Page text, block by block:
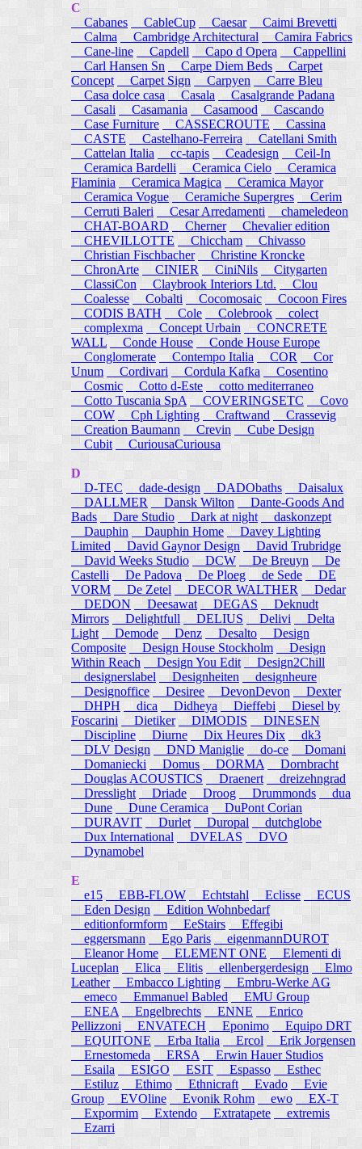
C
Cabanes
CableCup Caesar
Caimi Brevetti
Calma
Cambridge Architectural
Camira Fabrics
Cane-line
Capdell Capo d Opera
Cappellini
Carl Hansen Sn
Carpe Diem Beds
Carpet
Concept
Carpet Sign Carpyen
Carre Bleu
Casa dolce casa
Casala
Casalgrande Padana
Casali
Casamania Casamood
Cascando
Case Furniture
CASSECROUTE
Cassina
CASTE
Castelhano-Ferreira
Catellani Smith
Cattelan Italia
cc-tapis Ceadesign
Ceil-In
Ceramica Bardelli
Ceramica Cielo
Ceramica
Flaminia
Ceramica Magica
Ceramica Mayor
Ceramica Vogue
Ceramiche Supergres Cerim
Cerruti Baleri
Cesar Arredamenti
chameledeon
CHAT-BOARD
Cherner
Chevalier edition
CHEVILLOTTE
Chiccham
Chivasso
Christian Fischbacher
Christine Kroncke
ChronArte
CINIER CiniNils
Citygarten
ClassiCon
Claybrook Interiors Ltd.
Clou
Coalesse
Cobalti Cocomosaic
Cocoon Fires
CODIS BATH
Cole Colebrook
colect
complexma
Concept Urbain
CONCRETE
WALL
Conde House
Conde House Europe
Conglomerate
Contempo Italia COR
Cor
Unum
Cordivari Cordula Kafka
Cosentino
Cosmic
Cotto d-Este
cotto mediterraneo
Cotto Tuscania SpA
COVERINGSETC
Covo
COW
Cph Lighting Craftwand
Crassevig
Creation Baumann
Crevin
Cube Design
Cubit
CuriousaCuriousa
D
D-TEC
dade-design DADObaths
Daisalux
DALLMER
Dansk Wilton
Dante-Goods And
Bads
Dare Studio Dark at night
daskonzept
Dauphin
Dauphin Home
Davey Lighting
Limited
David Gaynor Design
David Trubridge
David Weeks Studio
DCW De Breuyn
De
Castelli
De Padova De Ploeg de Sede
DE
VORM
De Zetel DECOR WALTHER
Dedar
DEDON
Deesawat DEGAS
Deknudt
Mirrors
Delightfull DELIUS Delivi
Delta
Light
Demode Denz Desalto
Design
Composite
Design House Stockholm
Design
Within Reach
Design You Edit
Design2Chill
designerslabel
Designheiten
designheure
Designoffice
Desiree DevonDevon
Dexter
DHPH
dica Didheya Dieffebi
Diesel by
Foscarini
Dietiker DIMODIS
DINESEN
Discipline
Diurne Dix Heures Dix
dk3
DLV Design
DND Maniglie do-ce
Domani
Domaniecki
Domus DORMA
Dornbracht
Douglas ACOUSTICS
Draenert
dreizehngrad
Dresslight Driade Droog Drummonds
dua
Dune
Dune Ceramica
DuPont Corian
DURAVIT
Durlet Duropal
dutchglobe
Dux International
DVELAS
DVO
Dynamobel
E
e15 EBB-FLOW Echtstahl Eclisse
ECUS
Eden Design
Edition Wohnbedarf
editionformform
EeStairs
Effegibi
eggersmann
Ego Paris
eigenmannDUROT
Eleanor Home
ELEMENT ONE
Elementi di
Luceplan
Elica Elitis ellenbergerdesign
Elmo
Leather
Embacco Lighting
Embru-Werke AG
emeco
Emmanuel Babled
EMU Group
ENEA
Engelbrechts ENNE
Enrico
Pellizzoni ENVATECH Eponimo
Equipo DRT
EQUITONE
Erba Italia Ercol
Erik Jorgensen
Ernestomeda
ERSA
Erwin Hauer Studios
Esaila
ESIGO ESIT Espasso
Esthec
Estiluz
Ethimo Ethnicraft Evado
Evie
Group
EVOline Evonik Rohm ewo
EX-T
Expormim
Extendo Extratapete
extremis
Ezarri